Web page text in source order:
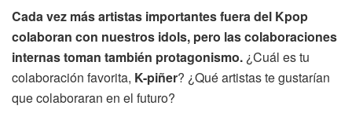
Cada vez más artistas importantes fuera del Kpop
colaboran con nuestros idols, pero las colaboraciones
internas toman también protagonismo. ¿Cuál es tu
colaboración favorita, K-piñer? ¿Qué artistas te gustarían
que colaboraran en el futuro?